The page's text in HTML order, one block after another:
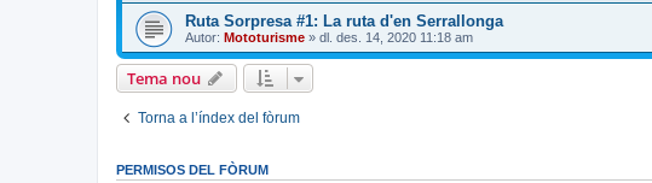
Ruta Sorpresa #1: La ruta d'en Serrallonga
Autor: Mototurisme » dl. des. 14, 2020 11:18 am
Tema nou
Torna a l’índex del fòrum
PERMISOS DEL FÒRUM